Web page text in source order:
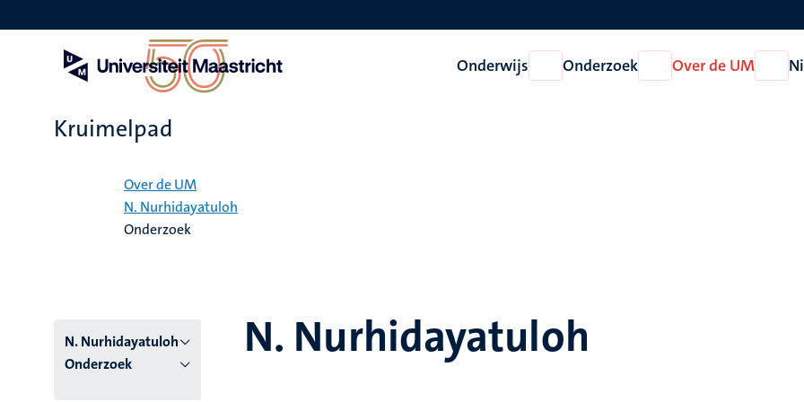
en
Onderwijs
Open
Onderwijs
Onderzoek
Open
Onderzoek
Over de UM
Open
Over
Kruimelpad
Over de UM
N. Nurhidayatuloh
Onderzoek
N. Nurhidayatuloh
Onderzoek
N. Nurhidayatuloh